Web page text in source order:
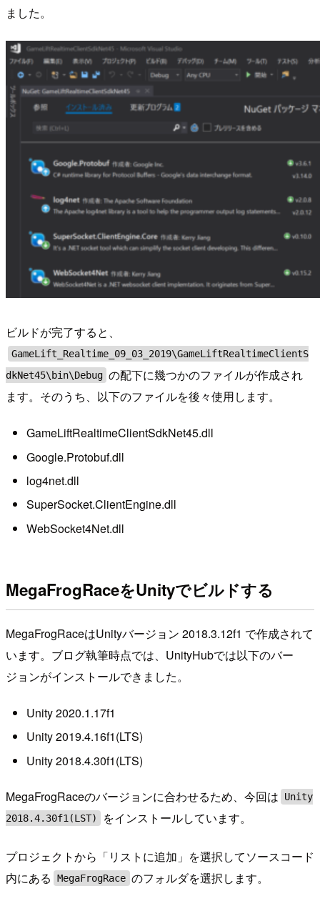
ました。
ビルドが完了すると、
GameLift_Realtime_09_03_2019\GameLiftRealtimeClientS
dkNet45\bin\Debug の配下に幾つかのファイルが作成され
ます。そのうち、以下のファイルを後々使用します。
GameLiftRealtimeClientSdkNet45.dll
Google.Protobuf.dll
log4net.dll
SuperSocket.ClientEngine.dll
WebSocket4Net.dll
MegaFrogRaceをUnityでビルドする
MegaFrogRaceはUnityバージョン 2018.3.12f1 で作成されて
います。ブログ執筆時点では、UnityHubでは以下のバー
ジョンがインストールできました。
Unity 2020.1.17f1
Unity 2019.4.16f1(LTS)
Unity 2018.4.30f1(LTS)
MegaFrogRaceのバージョンに合わせるため、今回は
Unity
2018.4.30f1(LST)
をインストールしています。
プロジェクトから「リストに追加」を選択してソースコード
内にある
MegaFrogRace のフォルダを選択します。